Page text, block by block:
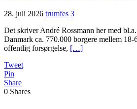
28. juli 2026 trumfes 3
Det skriver André Rossmann her med
Danmark ca. 770.000 borgere mellem 18-
offentlig forsørgelse, […]
Tweet
Pin
Share
0 Shares